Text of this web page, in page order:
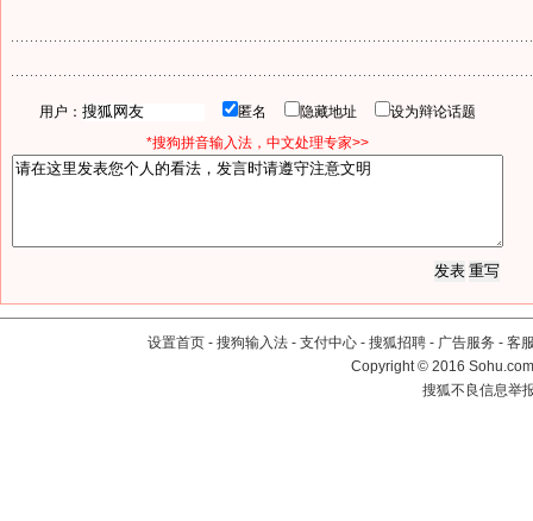
用户： 匿名 隐藏地址
设为辩论话题
*搜狗拼音输入法，中文处理专家>>
设置首页 - 搜狗输入法 - 支付中心 - 搜狐招聘 - 广告服务 - 客
Copyright©2016
搜狐不良信息举